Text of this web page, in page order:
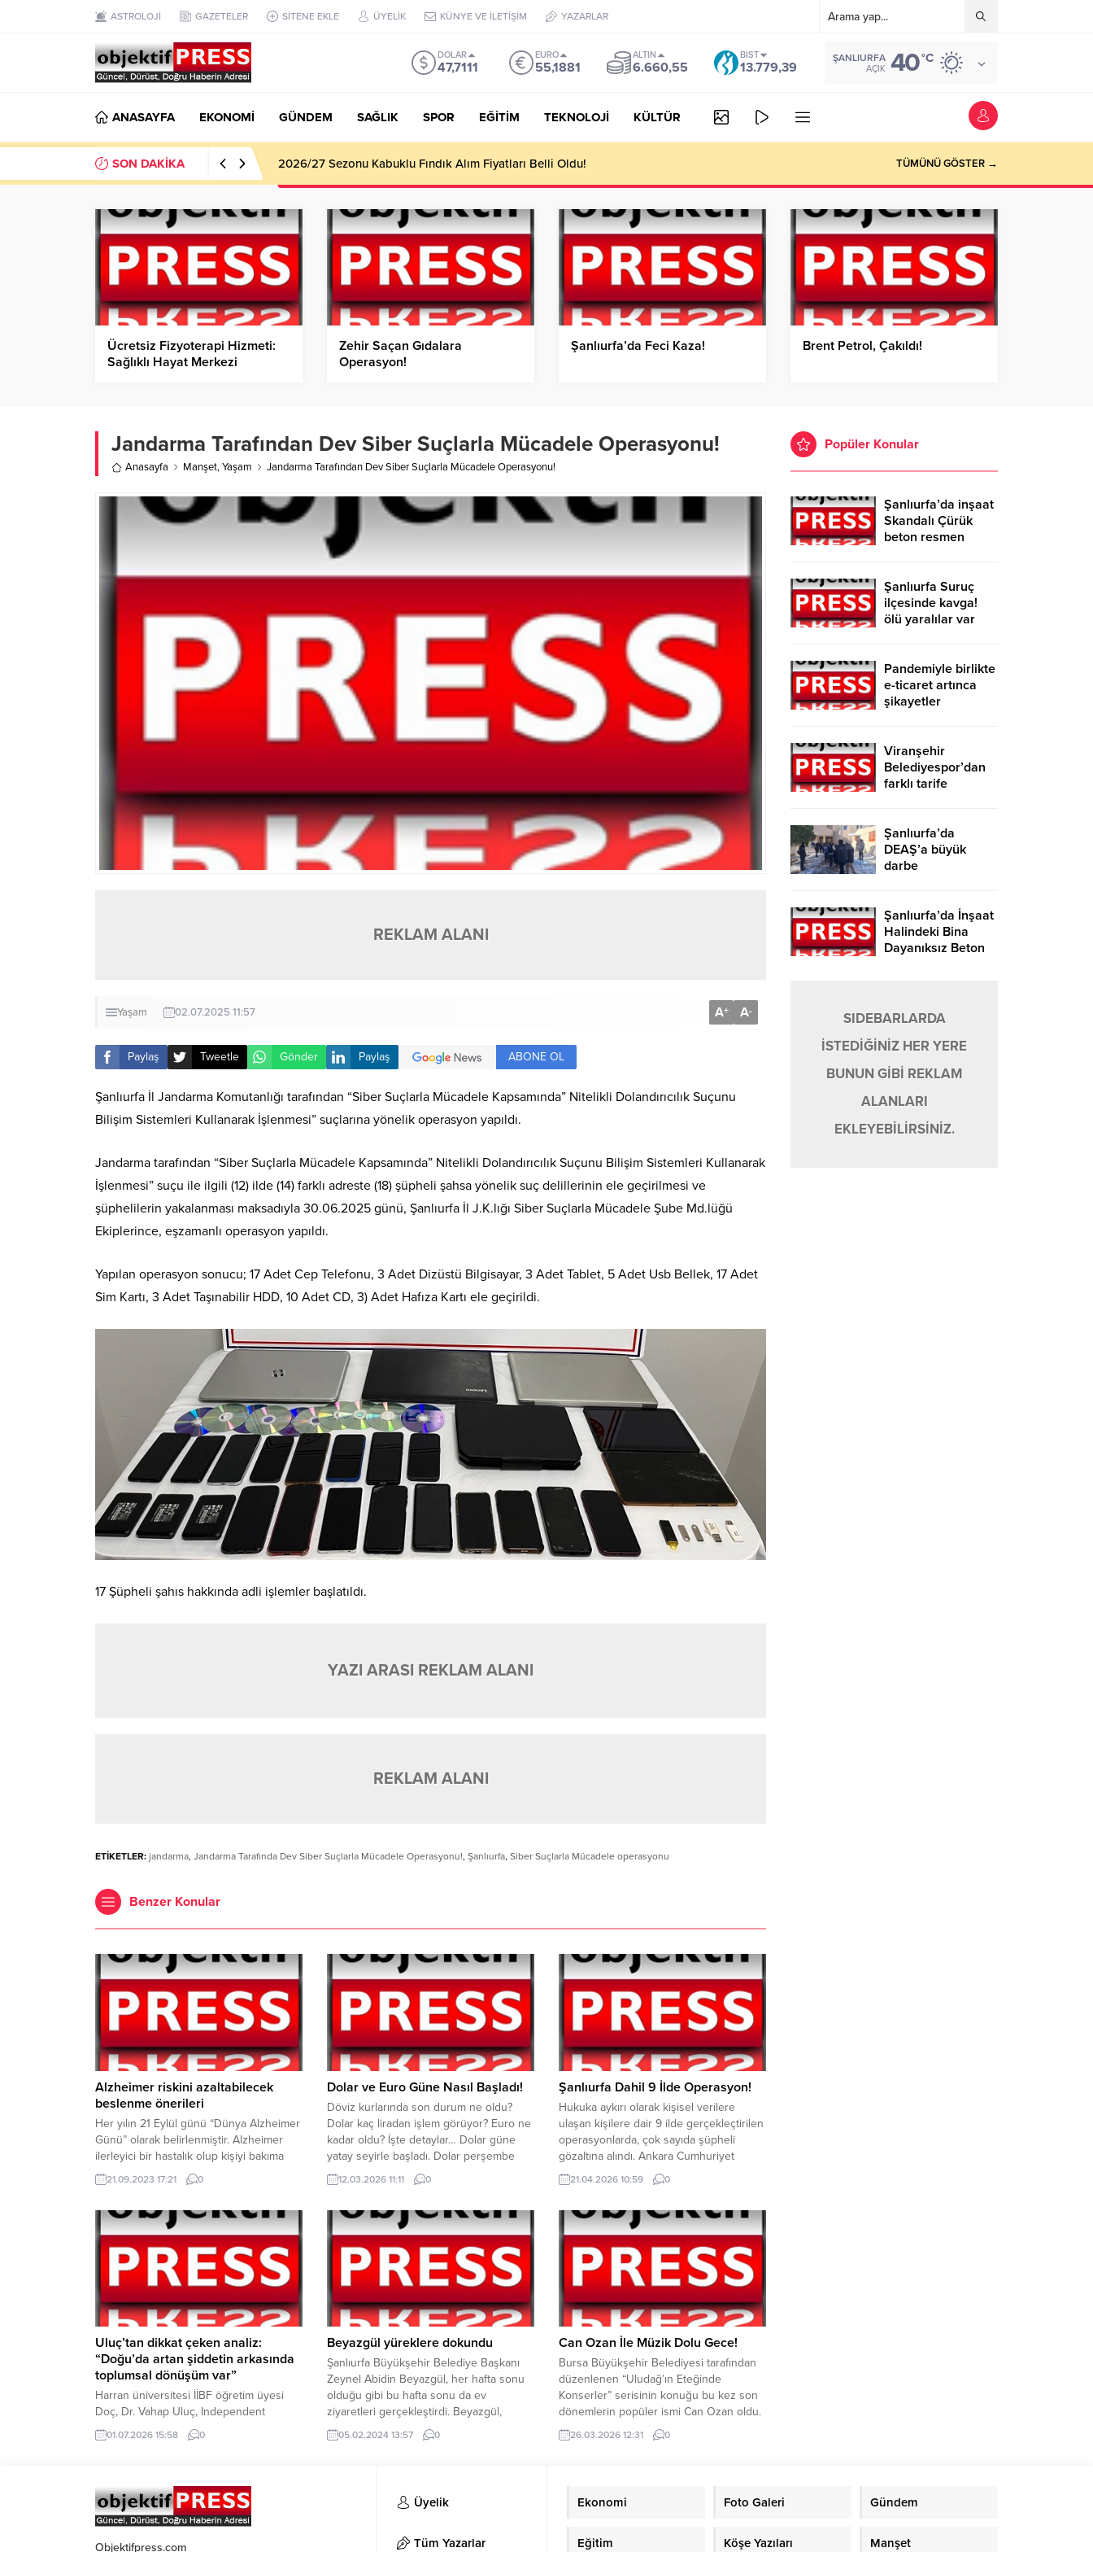
ASTROLOJİ GAZETELER SİTENE EKLE ÜYELİK KÜNYE VE İLETİŞİM YAZARLAR
DOLAR
47,7111
EURO
55,1881
ALTIN
6.660,55
BIST
13.779,39
ŞANLIURFA
AÇIK 40°C
ANASAYFA EKONOMİ GÜNDEM SAĞLIK SPOR EĞİTİM TEKNOLOJİ KÜLTÜR
SON DAKİKA Haliliye Belediyesi Her Gün 4 Bin 898 Kişiye Sıcak Yemek Ulaştırıyor! TÜMÜNÜ GÖSTER →
Ücretsiz Fizyoterapi Hizmeti:
Sağlıklı Hayat Merkezi
Zehir Saçan Gıdalara
Operasyon!
Şanlıurfa’da Feci Kaza! Brent Petrol, Çakıldı!
Jandarma Tarafından Dev Siber Suçlarla Mücadele Operasyonu!
Anasayfa Manşet,Yaşam Jandarma Tarafından Dev Siber Suçlarla Mücadele Operasyonu!
REKLAM ALANI
Yaşam 02.07.2025 11:57 A+ A-
Paylaş Tweetle Gönder Paylaş ABONE OL
Şanlıurfa İl Jandarma Komutanlığı tarafından “Siber Suçlarla Mücadele Kapsamında” Nitelikli Dolandırıcılık Suçunu
Bilişim Sistemleri Kullanarak İşlenmesi” suçlarına yönelik operasyon yapıldı.
Jandarma tarafından “Siber Suçlarla Mücadele Kapsamında” Nitelikli Dolandırıcılık Suçunu Bilişim Sistemleri Kullanarak
İşlenmesi” suçu ile ilgili (12) ilde (14) farklı adreste (18) şüpheli şahsa yönelik suç delillerinin ele geçirilmesi ve
şüphelilerin yakalanması maksadıyla 30.06.2025 günü, Şanlıurfa İl J.K.lığı Siber Suçlarla Mücadele Şube Md.lüğü
Ekiplerince, eşzamanlı operasyon yapıldı.
Yapılan operasyon sonucu; 17 Adet Cep Telefonu, 3 Adet Dizüstü Bilgisayar, 3 Adet Tablet, 5 Adet Usb Bellek, 17 Adet
Sim Kartı, 3 Adet Taşınabilir HDD, 10 Adet CD, 3) Adet Hafıza Kartı ele geçirildi.
17 Şüpheli şahıs hakkında adli işlemler başlatıldı.
YAZI ARASI REKLAM ALANI
REKLAM ALANI
ETİKETLER: jandarma, Jandarma Tarafında Dev Siber Suçlarla Mücadele Operasyonu!, Şanlıurfa, Siber Suçlarla Mücadele operasyonu
Benzer Konular
Alzheimer riskini azaltabilecek
beslenme önerileri
Her yılın 21 Eylül günü “Dünya Alzheimer
Günü” olarak belirlenmiştir. Alzheimer
ilerleyici bir hastalık olup kişiyi bakıma
muhtaç hale getirir. Bu nedenle
Alzheimer hastaları için kişisel bakım ve
olan kişilerin gerekli vitamin ve
mineralleri alması sağlıkları ve
rahatsızlığın gidişatını hafifletmek için
gereklidir. Zira bazı besinlerin alınmaması
odaklanma...
21.09.2023 17:21 0
Dolar ve Euro Güne Nasıl Başladı!
Döviz kurlarında son durum ne oldu?
Dolar kaç liradan işlem görüyor? Euro ne
kadar oldu? İşte detaylar… Dolar güne
yatay seyirle başladı. Dolar perşembe
günü sabah açılışta 44.07 TL’den işlem
görmeye başladı. Güne yatay seyirle
TL’den işlem görüyor. Euro ise sabah
açılışta 51.03 TL’den...
12.03.2026 11:11 0
Şanlıurfa Dahil 9 İlde Operasyon!
Hukuka aykırı olarak kişisel verilere
ulaşan kişilere dair 9 ilde gerçekleçtirilen
operasyonlarda, çok sayıda şüpheli
gözaltına alındı. Ankara Cumhuriyet
Başsavcılığı ve MİT Başkanlığı
koordinesinde Ankara İl Jandarma
Şube Müdürlüğünce yapılan araştırmalar
sonucunda; Türkiye Cumhuriyeti
vatandaşlarına ait kişisel verilerin
sorgulanabildiği TSG adlı ve bağlantılı 16
ayrı sorgu...
21.04.2026 10:59 0
Uluç’tan dikkat çeken analiz:
“Doğu’da artan şiddetin arkasında
toplumsal dönüşüm var”
Harran üniversitesi İİBF öğretim üyesi
Doç, Dr. Vahap Uluç, Independent
Türkçe için kaleme aldığı yazısında,
Türkiye’nin Doğu ve Güneydoğu
açıdan değerlendirdi. Uluç, bölgede
yaşanan ekonomik ve toplumsal
dönüşümün, geleneksel aşiret yapısıyla
birleştiğinde şiddeti besleyen bir zemine
01.07.2026 15:58 0
Beyazgül yüreklere dokundu
Şanlıurfa Büyükşehir Belediye Başkanı
Zeynel Abidin Beyazgül, her hafta sonu
olduğu gibi bu hafta sonu da ev
ziyaretleri gerçekleştirdi. Beyazgül,
ziyaret ettiği bir evde 4 çocuğuyla hayata
tutunan anneye konut imkanı sundu. Aile,
Konut Projesinde faydalanacak. Şanlıurfa
Büyükşehir Belediye Başkanı Zeynel
Abidin Beyazgül, her hafta...
05.02.2024 13:57 0
Can Ozan İle Müzik Dolu Gece!
Bursa Büyükşehir Belediyesi tarafından
düzenlenen “Uludağ’ın Eteğinde
Konserler” serisinin konuğu bu kez son
dönemlerin popüler ismi Can Ozan oldu.
Bursa’nın kültür sanat yaşamına değer
katmak için çalışmalarını sürdüren
kapsamında önemli bir ismi daha ağırladı.
26.03.2026 12:31 0
Popüler Konular
Şanlıurfa’da inşaat
Skandalı Çürük
beton resmen
Şanlıurfa Suruç
ilçesinde kavga!
ölü yaralılar var
Pandemiyle birlikte
e-ticaret artınca
şikayetler
Viranşehir
Belediyespor’dan
farklı tarife
Şanlıurfa’da
DEAŞ’a büyük
darbe
Şanlıurfa’da İnşaat
Halindeki Bina
Dayanıksız Beton
SIDEBARLARDA
İSTEDİĞİNİZ HER YERE
BUNUN GİBİ REKLAM
ALANLARI
EKLEYEBİLİRSİNİZ.
Objektifpress.com
Üyelik
Tüm Yazarlar
Ekonomi Foto Galeri Gündem
Eğitim Köşe Yazıları Manşet